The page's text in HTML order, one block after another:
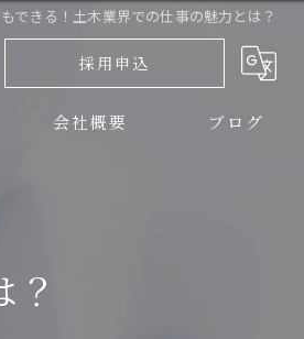
できる！土木業界での仕事の魅力とは？
採用申込
会社概要 ブログ